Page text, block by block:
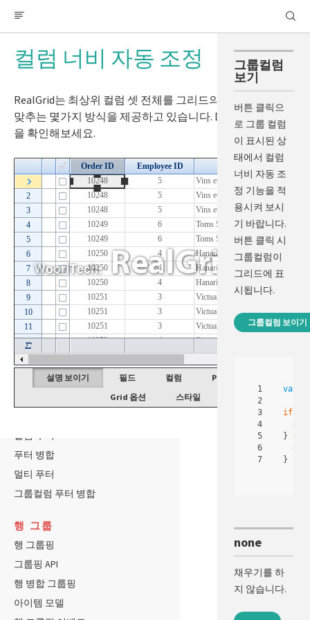
RealGrid RealPivot
엣지마크
컬럼
컬럼 속성 변경하기
컬럼 그룹핑
컬럼 레이아웃
컬럼 이동
컬럼 너비 조정
컬럼 너비 자동 조정
데이터 정렬(Sorting)
데이터 필터링(Filtering)
행 높이 개별지정
자동 필터링(Auto Filter)
헤더와 푸터
헤더 높이
헤더 이미지 사용
헤더 체크박스 사용
컬럼 푸터
푸터 병합
멀티 푸터
그룹컬럼 푸터 병합
행 그룹
행 그룹핑
그룹핑 API
행 병합 그룹핑
아이템 모델
컬럼 너비 자동 조정
RealGrid는 최상위 컬럼 셋 전체를 그리드의 너비에 채워서
맞추는 몇가지 방식을 제공하고 있습니다. DevBox에서 기능
을 확인해보세요.
설명 보이기 필드 컬럼
Provider 옵션
Grid 옵션
스타일
그룹컬럼
보기
버튼 클릭으
로 그룹 컬럼
이 표시된 상
태에서 컬럼
너비 자동 조
정 기능을 적
용시켜 보시
기 바랍니다.
버튼 클릭 시
그룹컬럼이
그리드에 표
시됩니다.
그룹컬럼 보이기
1
2
3
4
5
6
var
if
}
}
none
채우기를 하
지 않습니다.